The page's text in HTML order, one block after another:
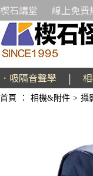
楔石講堂 線上免費
．吸隔音聲學 |
首頁 ： 相機&附件 > 攝